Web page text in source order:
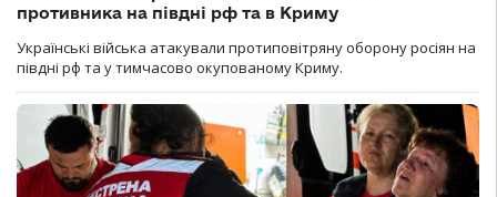
противника на півдні рф та в Криму
Українські війська атакували протиповітряну оборону росіян на
півдні рф та у тимчасово окупованому Криму.